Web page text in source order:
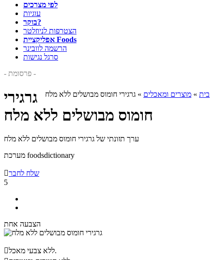
לפי מצרכים
עוגיות
בוקר?
הצטרפות לניוזלטר
אפליקציית Foods
הרשמה לוובינר
סרגל נגישות
- פרסומת -
בית » מוצרים ומאכלים » גרגירי חומוס מבושלים ללא מלח
גרגירי
חומוס מבושלים ללא מלח
ערך תזונתי של גרגירי חומוס מבושלים ללא מלח
מערכת foodsdictionary
שלח לחבר
5
הצבעה אחת

ללא צבעי מאכל.